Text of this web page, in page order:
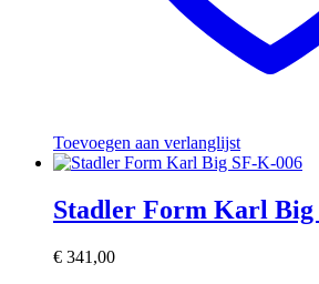
Toevoegen aan verlanglijst
Stadler Form Karl Big
€ 341,00